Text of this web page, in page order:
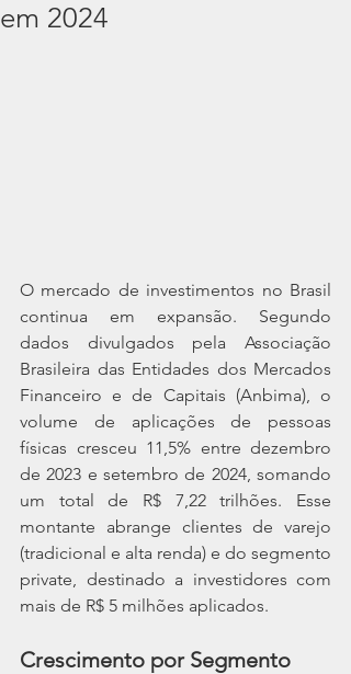
em 2024
O mercado de investimentos no Brasil
continua em expansão. Segundo
dados divulgados pela Associação
Brasileira das Entidades dos Mercados
Financeiro e de Capitais (Anbima), o
volume de aplicações de pessoas
físicas cresceu 11,5% entre dezembro
de 2023 e setembro de 2024, somando
um total de R$ 7,22 trilhões. Esse
montante abrange clientes de varejo
(tradicional e alta renda) e do segmento
private, destinado a investidores com
mais de R$ 5 milhões aplicados.
Crescimento por Segmento